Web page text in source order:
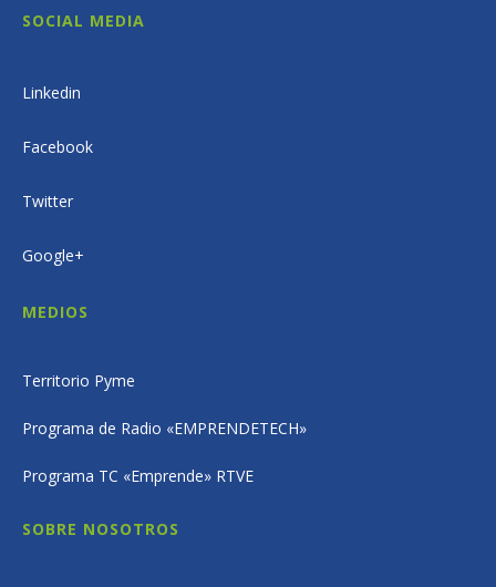
SOCIAL MEDIA
Linkedin
Facebook
Twitter
Google+
MEDIOS
Territorio Pyme
Programa de Radio «EMPRENDETECH»
Programa TC «Emprende» RTVE
SOBRE NOSOTROS